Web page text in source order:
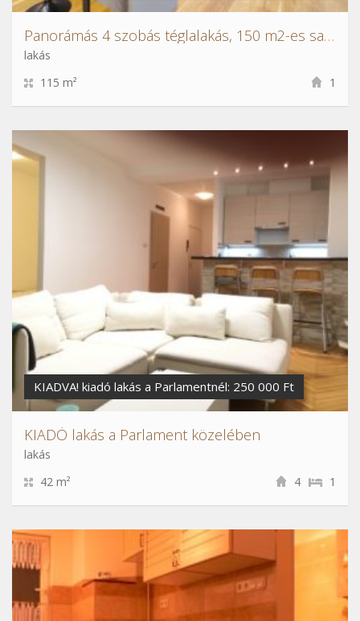
Panorámás 4 szobás téglalakás, 150 m2-es saját kertrésszel
lakás
115 m²
1
KIADVA! kiadó lakás a Parlamentnél: 250 000 Ft
KIADÓ lakás a Parlament közelében
lakás
42 m²
1
4